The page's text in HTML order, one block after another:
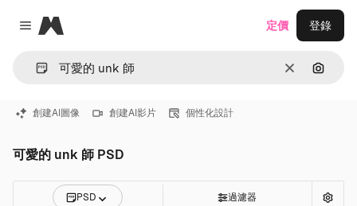
Close menu
Magnific
清除 通過圖
定價 登錄
創建AI圖像 創建AI影片 個性化設計
可愛的 unk 師 PSD
PSD 過濾器